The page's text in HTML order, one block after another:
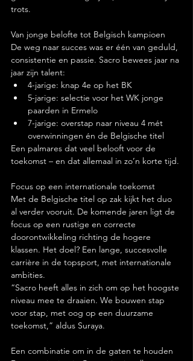
trots.
Van jonge belofte tot Belgisch kampioen
De weg naar succes was er één van geduld,
consistentie en passie. Sacro bewees jaar na
jaar zijn talent:
4-jarige: knap 4e op het BK
5-jarige: selectie voor het WK jonge
paarden in Ermelo
7-jarige: overstap naar niveau 4 mét
overwinningen én de Belgische titel
Een palmares dat veel belooft voor de
toekomst – en dat allemaal in zo’n korte tijd.
Focus op een internationale toekomst
Met de Belgische titel op zak kijkt het duo
al verder vooruit. De komende jaren ligt de
focus op een rustige en correcte
doorontwikkeling richting de hogere
klassen. Het doel? Een lange, succesvolle
carrière in de topsport, met internationale
ambities.
“Sacro heeft alles in zich om op het hoogste
niveau mee te draaien. We bouwen stap
voor stap, met oog op een duurzame
toekomst,” aldus Suraya.
Een combinatie om in de gaten te houden